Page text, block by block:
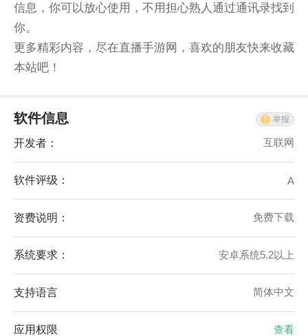
信息，你可以放心使用，不用担心熟人通过通讯录找到
你。
更多精彩内容，尽在直播手游网，喜欢的朋友快来收藏
本站吧！
软件信息 举报
开发者： 互联网
软件评级： A
资费说明： 免费下载
系统要求： 安卓系统5.2以上
支持语言 简体中文
应用权限 查看